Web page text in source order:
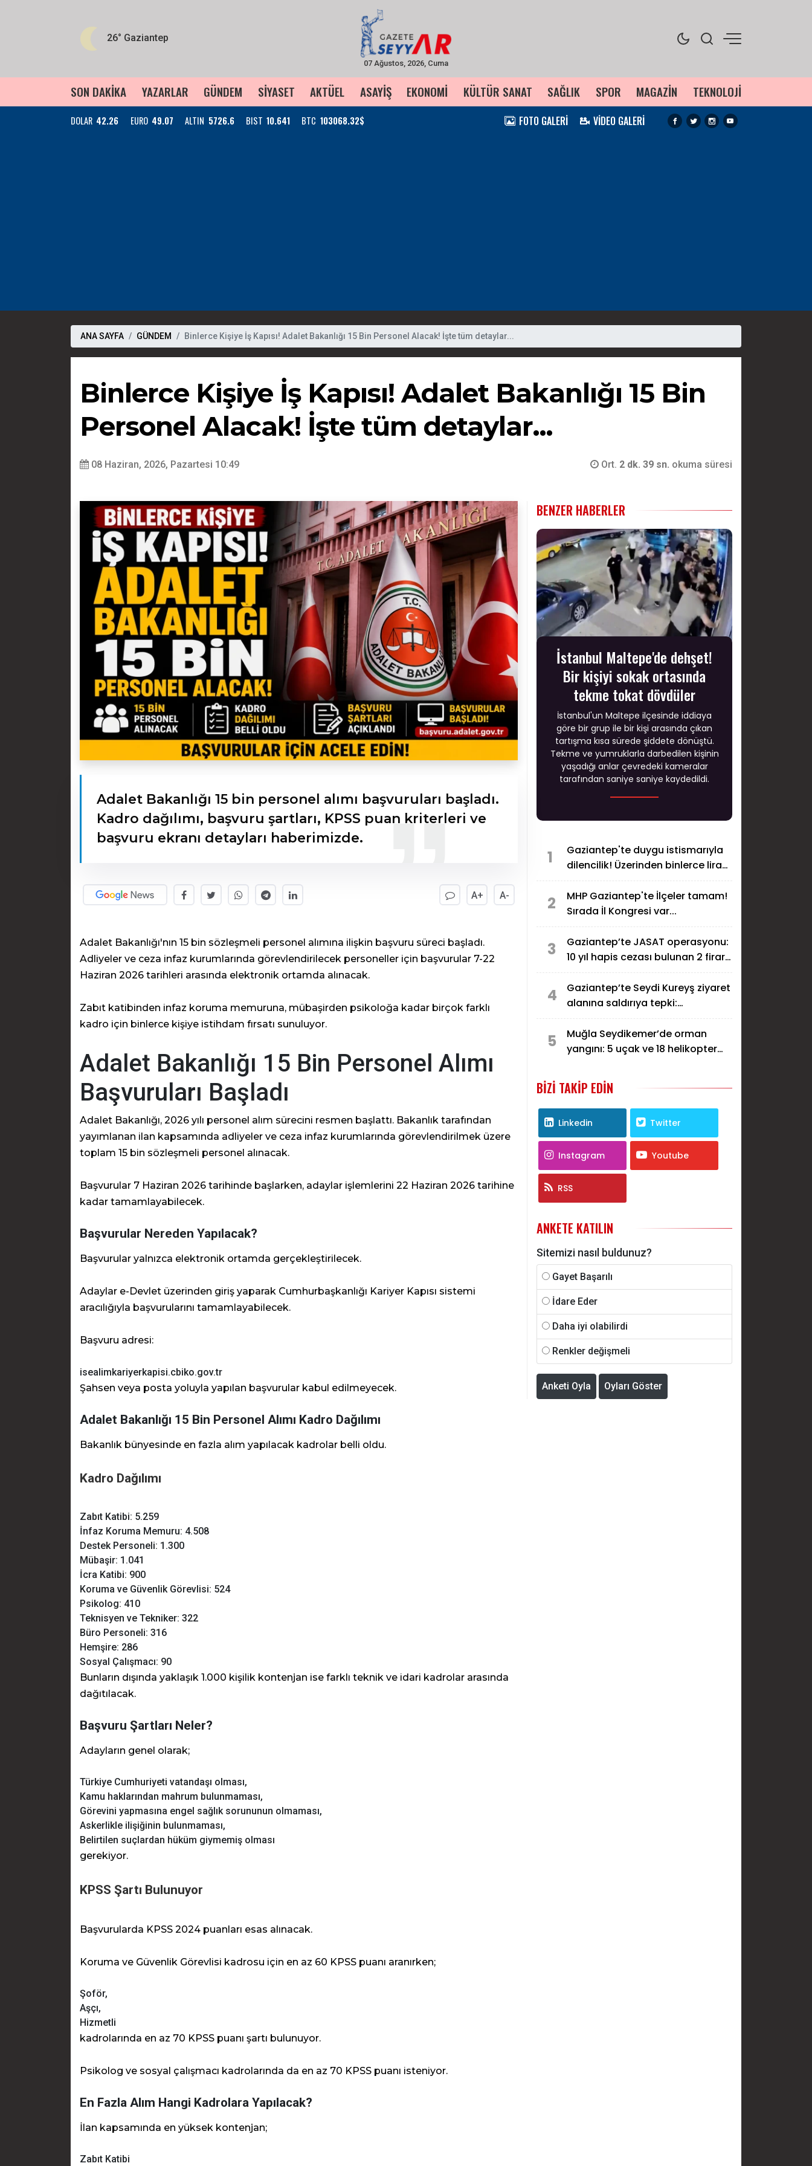
26° Gaziantep
07 Ağustos, 2026, Cuma
SON DAKİKA YAZARLAR GÜNDEM SİYASET AKTÜEL ASAYİŞ EKONOMİ KÜLTÜR SANAT SAĞLIK SPOR MAGAZİN TEKNOLOJİ
DOLAR 42.26 EURO 49.07 ALTIN 5726.6 BIST 10.641 BTC 103068.32$ FOTO GALERİ VİDEO GALERİ
ANA SAYFA GÜNDEM Binlerce Kişiye İş Kapısı! Adalet Bakanlığı 15 Bin Personel Alacak! İşte tüm detaylar...
Binlerce Kişiye İş Kapısı! Adalet Bakanlığı 15 Bin
Personel Alacak! İşte tüm detaylar...
08 Haziran, 2026, Pazartesi 10:49 Ort. 2 dk. 39 sn. okuma süresi
Adalet Bakanlığı 15 bin personel alımı başvuruları başladı.
Kadro dağılımı, başvuru şartları, KPSS puan kriterleri ve
başvuru ekranı detayları haberimizde.
A+ A-
Adalet Bakanlığı'nın 15 bin sözleşmeli personel alımına ilişkin başvuru süreci başladı.
Adliyeler ve ceza infaz kurumlarında görevlendirilecek personeller için başvurular 7-22
Haziran 2026 tarihleri arasında elektronik ortamda alınacak.
Zabıt katibinden infaz koruma memuruna, mübaşirden psikoloğa kadar birçok farklı
kadro için binlerce kişiye istihdam fırsatı sunuluyor.
Adalet Bakanlığı 15 Bin Personel Alımı
Başvuruları Başladı
Adalet Bakanlığı, 2026 yılı personel alım sürecini resmen başlattı. Bakanlık tarafından
yayımlanan ilan kapsamında adliyeler ve ceza infaz kurumlarında görevlendirilmek üzere
toplam 15 bin sözleşmeli personel alınacak.
Başvurular 7 Haziran 2026 tarihinde başlarken, adaylar işlemlerini 22 Haziran 2026 tarihine
kadar tamamlayabilecek.
Başvurular Nereden Yapılacak?
Başvurular yalnızca elektronik ortamda gerçekleştirilecek.
Adaylar e-Devlet üzerinden giriş yaparak Cumhurbaşkanlığı Kariyer Kapısı sistemi
aracılığıyla başvurularını tamamlayabilecek.
Başvuru adresi:
isealimkariyerkapisi.cbiko.gov.tr
Şahsen veya posta yoluyla yapılan başvurular kabul edilmeyecek.
Adalet Bakanlığı 15 Bin Personel Alımı Kadro Dağılımı
Bakanlık bünyesinde en fazla alım yapılacak kadrolar belli oldu.
Kadro Dağılımı
Zabıt Katibi: 5.259
İnfaz Koruma Memuru: 4.508
Destek Personeli: 1.300
Mübaşir: 1.041
İcra Katibi: 900
Koruma ve Güvenlik Görevlisi: 524
Psikolog: 410
Teknisyen ve Tekniker: 322
Büro Personeli: 316
Hemşire: 286
Sosyal Çalışmacı: 90
Bunların dışında yaklaşık 1.000 kişilik kontenjan ise farklı teknik ve idari kadrolar arasında
dağıtılacak.
Başvuru Şartları Neler?
Adayların genel olarak;
Türkiye Cumhuriyeti vatandaşı olması,
Kamu haklarından mahrum bulunmaması,
Görevini yapmasına engel sağlık sorununun olmaması,
Askerlikle ilişiğinin bulunmaması,
Belirtilen suçlardan hüküm giymemiş olması
gerekiyor.
KPSS Şartı Bulunuyor
Başvurularda KPSS 2024 puanları esas alınacak.
Koruma ve Güvenlik Görevlisi kadrosu için en az 60 KPSS puanı aranırken;
Şoför,
Aşçı,
Hizmetli
kadrolarında en az 70 KPSS puanı şartı bulunuyor.
Psikolog ve sosyal çalışmacı kadrolarında da en az 70 KPSS puanı isteniyor.
En Fazla Alım Hangi Kadrolara Yapılacak?
İlan kapsamında en yüksek kontenjan;
Zabıt Katibi
BENZER HABERLER
İstanbul Maltepe'de dehşet!
Bir kişiyi sokak ortasında
tekme tokat dövdüler
İstanbul'un Maltepe ilçesinde iddiaya
göre bir grup ile bir kişi arasında çıkan
tartışma kısa sürede şiddete dönüştü.
Tekme ve yumruklarla darbedilen kişinin
yaşadığı anlar çevredeki kameralar
tarafından saniye saniye kaydedildi.
1
Gaziantep'te duygu istismarıyla
dilencilik! Üzerinden binlerce lira
2
MHP Gaziantep'te İlçeler tamam!
Sırada İl Kongresi var...
3
Gaziantep’te JASAT operasyonu:
10 yıl hapis cezası bulunan 2 firari
4
Gaziantep’te Seydi Kureyş ziyaret
alanına saldırıya tepki:
5
Muğla Seydikemer’de orman
yangını: 5 uçak ve 18 helikopter
BIZI TAKIP EDIN
Linkedin Twitter
Instagram Youtube
RSS
ANKETE KATILIN
Sitemizi nasıl buldunuz?
Gayet Başarılı
İdare Eder
Daha iyi olabilirdi
Renkler değişmeli
Anketi Oyla Oyları Göster